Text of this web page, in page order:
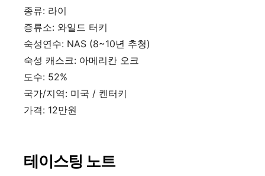
종류: 라이
증류소: 와일드 터키
숙성연수: NAS (8~10년 추청)
숙성 캐스크: 아메리칸 오크
도수: 52%
국가/지역: 미국 / 켄터키
가격: 12만원
테이스팅 노트